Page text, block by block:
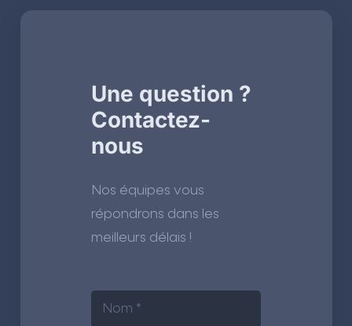
Une question ?
Contactez-
nous
Nos équipes vous
répondrons dans les
meilleurs délais !